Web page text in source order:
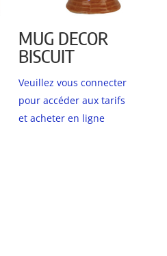
MUG DECOR
BISCUIT
Veuillez vous connecter
pour accéder aux tarifs
et acheter en ligne